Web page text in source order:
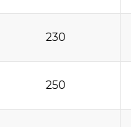
230
250